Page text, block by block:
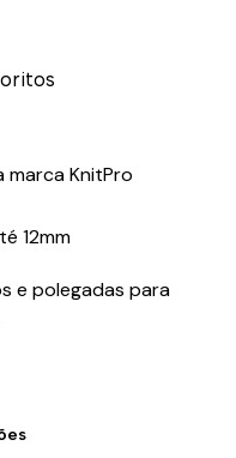
marca KnitPro
12mm
e polegadas para